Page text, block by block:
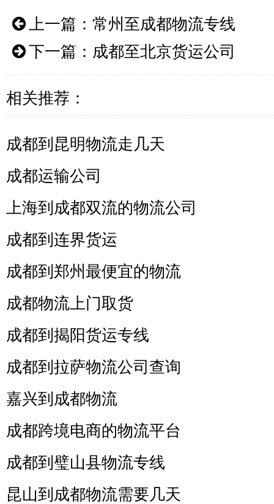
上一篇： 常州至成都物流专线
下一篇： 成都至北京货运公司
相关推荐：
成都到昆明物流走几天
成都运输公司
上海到成都双流的物流公司
成都到连界货运
成都到郑州最便宜的物流
成都物流上门取货
成都到揭阳货运专线
成都到拉萨物流公司查询
嘉兴到成都物流
成都跨境电商的物流平台
成都到璧山县物流专线
昆山到成都物流需要几天